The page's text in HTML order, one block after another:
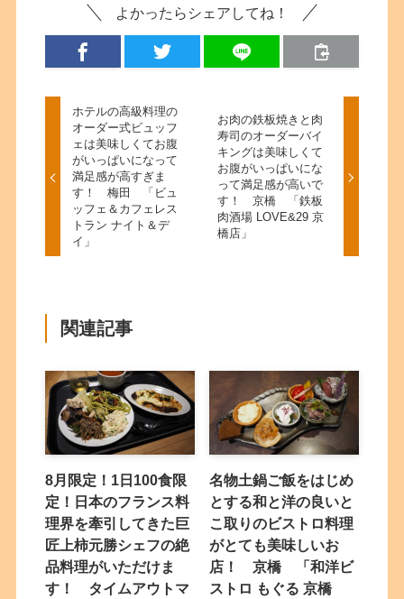
よかったらシェアしてね！
ホテルの高級料理の
オーダー式ビュッフ
ェは美味しくてお腹
がいっぱいになって
満足感が高すぎま
す！ 梅田 「ビュ
ッフェ＆カフェレス
トラン ナイト＆デ
イ」
お肉の鉄板焼きと肉
寿司のオーダーバイ
キングは美味しくて
お腹がいっぱいにな
って満足感が高いで
す！ 京橋 「鉄板
肉酒場 LOVE&29 京
橋店」
関連記事
8月限定！1日100食限
定！日本のフランス料
理界を牽引してきた巨
匠上柿元勝シェフの絶
品料理がいただけま
す！ タイムアウトマ
名物土鍋ご飯をはじめ
とする和と洋の良いと
こ取りのビストロ料理
がとても美味しいお
店！ 京橋 「和洋ビ
ストロ もぐる 京橋